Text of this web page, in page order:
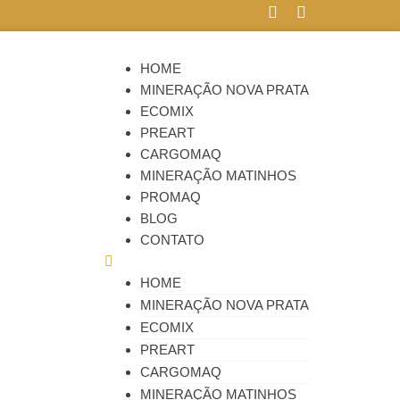
HOME
MINERAÇÃO NOVA PRATA
ECOMIX
PREART
CARGOMAQ
MINERAÇÃO MATINHOS
PROMAQ
BLOG
CONTATO
HOME
MINERAÇÃO NOVA PRATA
ECOMIX
PREART
CARGOMAQ
MINERAÇÃO MATINHOS